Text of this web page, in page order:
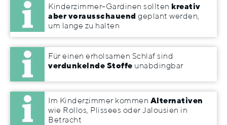
Kinderzimmer-Gardinen sollten kreativ
aber vorausschauend geplant werden,
um lange zu halten
Für einen erholsamen Schlaf sind
verdunkelnde Stoffe unabdingbar
Im Kinderzimmer kommen Alternativen
wie Rollos, Plissees oder Jalousien in
Betracht